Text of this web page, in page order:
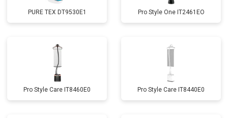
PURE TEX DT9530E1 Pro Style One IT2461ЕО
Pro Style Care IT8460E0 Pro Style Care IT8440E0